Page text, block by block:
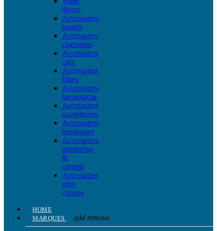
divers
Accessoires
bugles
Accessoires
clarinettes
Accessoires
cors
Accessoires
flûtes
Accessoires
harmonicas
Accessoires
saxophones
Accessoires
trombones
Accessoires
trompettes
&
cornets
Accessoires
gros
cuivres
HOME
MARQUES
add remove